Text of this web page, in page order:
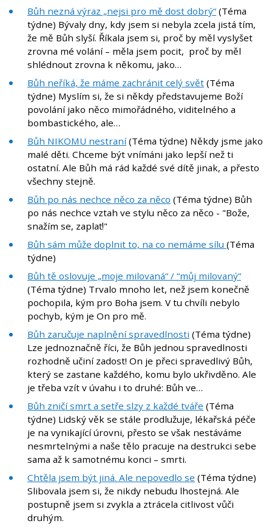
Bůh nezná výraz „nejsi pro mě dost dobrý“ (Téma
týdne) Bývaly dny, kdy jsem si nebyla zcela jistá tím,
že mě Bůh slyší. Říkala jsem si, proč by měl vyslyšet
zrovna mé volání – měla jsem pocit, proč by měl
shlédnout zrovna k někomu, jako…
Bůh neříká, že máme zachránit celý svět (Téma
týdne) Myslím si, že si někdy představujeme Boží
povolání jako něco mimořádného, viditelného a
bombastického, ale…
Bůh NIKOMU nestraní(Téma týdne) Někdy jsme jako
malé děti. Chceme být vnímáni jako lepší než ti
ostatní. Ale Bůh má rád každé své dítě jinak, a přesto
všechny stejně.
Bůh po nás nechce něco za něco (Téma týdne) Bůh
po nás nechce vztah ve stylu něco za něco - "Bože,
snažím se, zaplať!"
Bůh sám může doplnit to, na co nemáme sílu (Téma
týdne)
Bůh tě oslovuje „moje milovaná“ / “můj milovaný“
(Téma týdne) Trvalo mnoho let, než jsem konečně
pochopila, kým pro Boha jsem. V tu chvíli nebylo
pochyb, kým je On pro mě.
Bůh zaručuje naplnění spravedlnosti (Téma týdne)
Lze jednoznačně říci, že Bůh jednou spravedlnosti
rozhodně učiní zadost! On je přeci spravedlivý Bůh,
který se zastane každého, komu bylo ukřivděno. Ale
je třeba vzít v úvahu i to druhé: Bůh ve…
Bůh zničí smrt a setře slzy z každé tváře (Téma
týdne) Lidský věk se stále prodlužuje, lékařská péče
je na vynikající úrovni, přesto se však nestáváme
nesmrtelnými a naše tělo pracuje na destrukci sebe
sama až k samotnému konci – smrti.
Chtěla jsem být jiná. Ale nepovedlo se (Téma týdne)
Slibovala jsem si, že nikdy nebudu lhostejná. Ale
postupně jsem si zvykla a ztrácela citlivost vůči
druhým.